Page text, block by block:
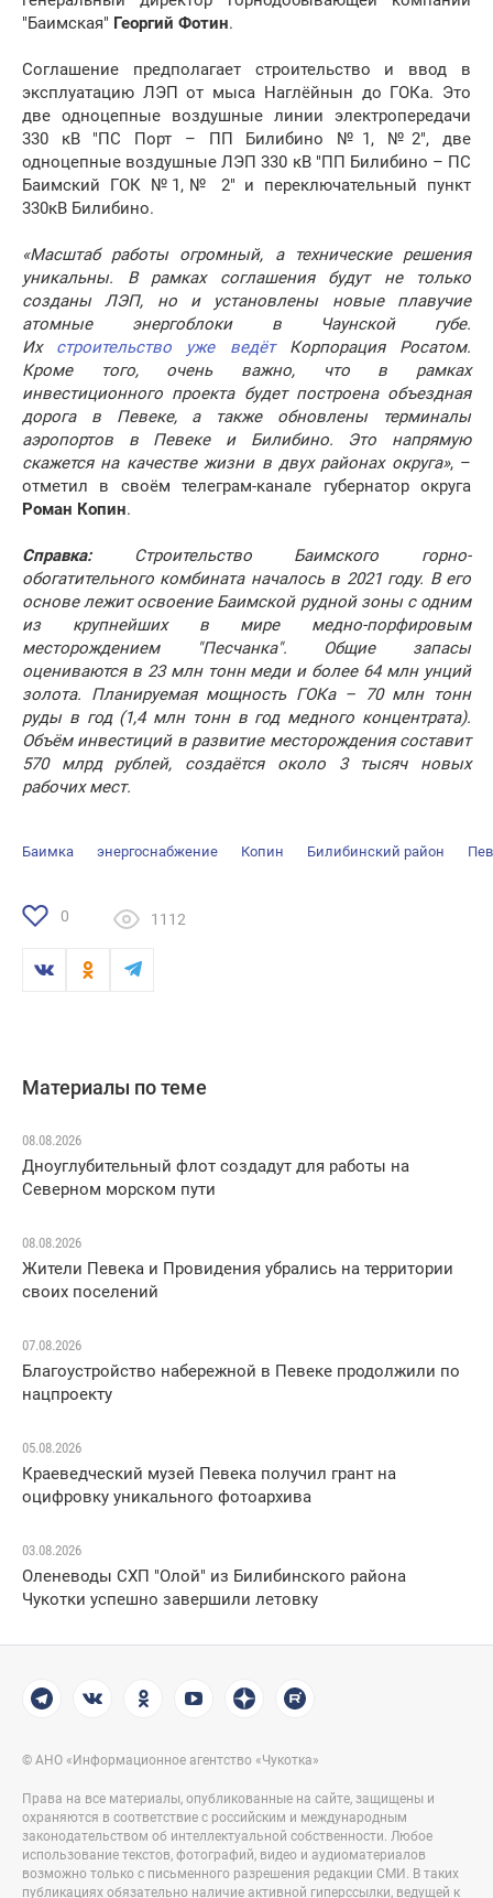
"Баимская" Георгий Фотин.
Соглашение предполагает строительство и ввод в
эксплуатацию ЛЭП от мыса Наглёйнын до ГОКа. Это
две одноцепные воздушные линии электропередачи
330 кВ "ПС Порт – ПП Билибино №1, №2", две
одноцепные воздушные ЛЭП 330 кВ "ПП Билибино – ПС
Баимский ГОК №1,№ 2" и переключательный пункт
330кВ Билибино.
«Масштаб работы огромный, а технические решения
уникальны. В рамках соглашения будут не только
созданы ЛЭП, но и установлены новые плавучие
атомные энергоблоки в Чаунской губе.
Их строительство уже ведётКорпорация Росатом.
Кроме того, очень важно, что в рамках
инвестиционного проекта будет построена объездная
дорога в Певеке, а также обновлены терминалы
аэропортов в Певеке и Билибино. Это напрямую
скажется на качестве жизни в двух районах округа», –
отметил в своём телеграм-канале губернатор округа
Роман Копин.
Справка:Строительство Баимского горно-
обогатительного комбината началось в 2021 году. В его
основе лежит освоение Баимской рудной зоны с одним
из крупнейших в мире медно-порфировым
месторождением "Песчанка". Общие запасы
оцениваются в 23 млн тонн меди и более 64 млн унций
золота. Планируемая мощность ГОКа – 70 млн тонн
руды в год (1,4 млн тонн в год медного концентрата).
Объём инвестиций в развитие месторождения составит
570 млрд рублей, создаётся около 3 тысяч новых
рабочих мест.
Баимка энергоснабжение Копин Билибинский район
0 1112
Материалы по теме
08.08.2026
Дноуглубительный флот создадут для работы на
Северном морском пути
08.08.2026
Жители Певека и Провидения убрались на территории
своих поселений
07.08.2026
Благоустройство набережной в Певеке продолжили по
нацпроекту
05.08.2026
Краеведческий музей Певека получил грант на
оцифровку уникального фотоархива
03.08.2026
Оленеводы СХП "Олой" из Билибинского района
Чукотки успешно завершили летовку
© АНО «Информационное агентство «Чукотка»
Права на все материалы, опубликованные на сайте, защищены и
охраняются в соответствие с российским и международным
законодательством об интеллектуальной собственности. Любое
использование текстов, фотографий, видео и аудиоматериалов
возможно только с письменного разрешения редакции СМИ. В таких
публикациях обязательно наличие активной гиперссылки, ведущей к